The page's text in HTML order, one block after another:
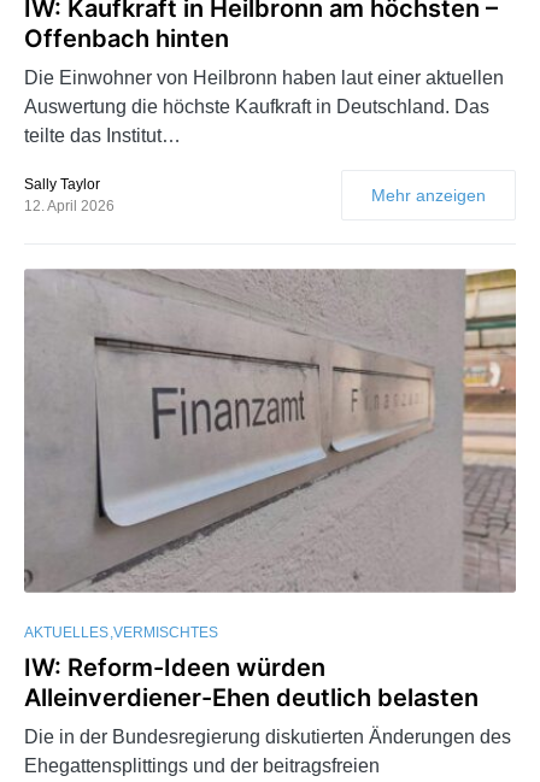
IW: Kaufkraft in Heilbronn am höchsten –
Offenbach hinten
Die Einwohner von Heilbronn haben laut einer aktuellen
Auswertung die höchste Kaufkraft in Deutschland. Das
teilte das Institut…
Sally Taylor
12. April 2026
Mehr anzeigen
AKTUELLES VERMISCHTES
IW: Reform-Ideen würden
Alleinverdiener-Ehen deutlich belasten
Die in der Bundesregierung diskutierten Änderungen des
Ehegattensplittings und der beitragsfreien